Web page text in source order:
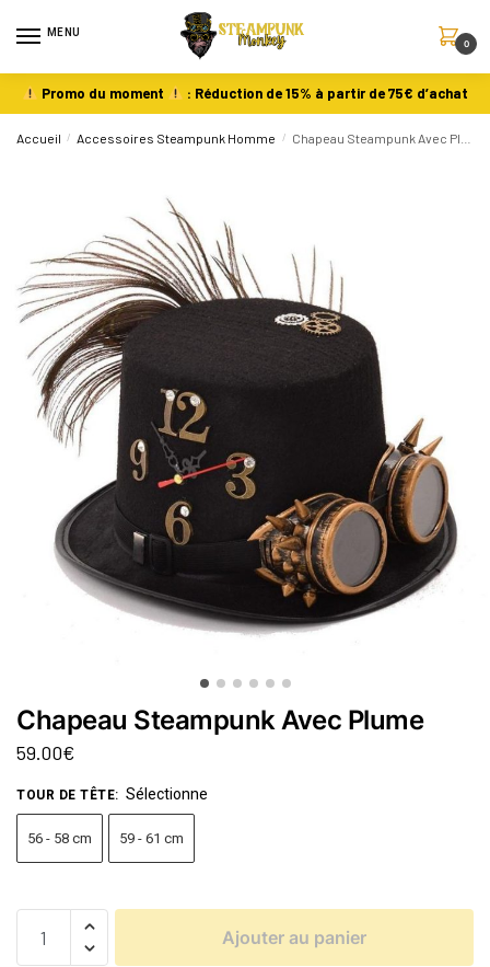
MENU
0
Promo du moment : Réduction de 15% à partir de 75€ d’achat
Accueil / Accessoires Steampunk Homme / Chapeau Steampunk Avec Plume
Chapeau Steampunk Avec Plume
59.00€
TOUR DE TÊTE: Sélectionne
56 - 58 cm 59 - 61 cm
Ajouter au panier